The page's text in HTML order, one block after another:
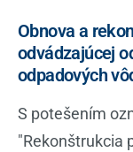
Obnova a
odvádzajúcej
odpadových
S potešením
"Rekonštrukcia